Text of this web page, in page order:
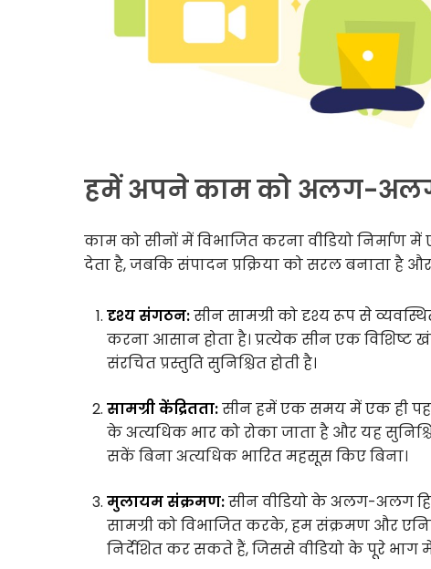
हमें अपने काम को अलग-अलग
काम को सीनों में विभाजित करना वीडियो
देता है, जबकि संपादन प्रक्रिया को सरल बनाता है
दृश्य संगठन:सीन सामग्री को दृश्य रूप से
करना आसान होता है। प्रत्येक सीन एक विशिष्ट
संरचित प्रस्तुति सुनिश्चित होती है।
सामग्री केंद्रितता:सीन हमें एक समय में एक ही
के अत्यधिक भार को रोका जाता है और यह
सकें बिना अत्यधिक भारित महसूस किए बिना।
मुलायम संक्रमण:सीन वीडियो के अलग-अलग
सामग्री को विभाजित करके, हम संक्रमण और
निर्देशित कर सकते हैं, जिससे वीडियो के पूरे भाग